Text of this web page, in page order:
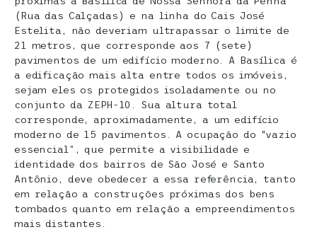
(Rua das Calçadas) e na linha do Cais José
Estelita, não deveriam ultrapassar o limite de
21 metros, que corresponde aos 7 (sete)
pavimentos de um edifício moderno. A Basílica é
a edificação mais alta entre todos os imóveis,
sejam eles os protegidos isoladamente ou no
conjunto da ZEPH-10. Sua altura total
corresponde, aproximadamente, a um edifício
moderno de 15 pavimentos. A ocupação do “vazio
essencial”, que permite a visibilidade e
identidade dos bairros de São José e Santo
Antônio, deve obedecer a essa referência, tanto
em relação a construções próximas dos bens
tombados quanto em relação a empreendimentos
mais distantes.